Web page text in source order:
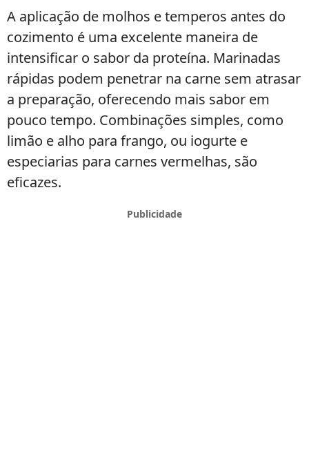
A aplicação de molhos e temperos antes do
cozimento é uma excelente maneira de
intensificar o sabor da proteína. Marinadas
rápidas podem penetrar na carne sem atrasar
a preparação, oferecendo mais sabor em
pouco tempo. Combinações simples, como
limão e alho para frango, ou iogurte e
especiarias para carnes vermelhas, são
eficazes.